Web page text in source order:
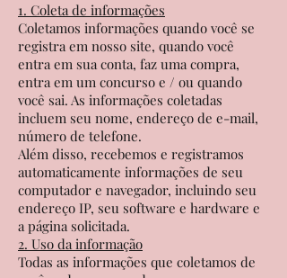
1. Coleta de informações
Coletamos informações quando você se
registra em nosso site, quando você
entra em sua conta, faz uma compra,
entra em um concurso e / ou quando
você sai. As informações coletadas
incluem seu nome, endereço de e-mail,
número de telefone.
Além disso, recebemos e registramos
automaticamente informações de seu
computador e navegador, incluindo seu
endereço IP, seu software e hardware e
a página solicitada.
2. Uso da informação
Todas as informações que coletamos de